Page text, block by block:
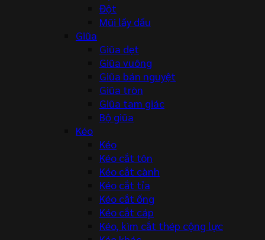
Đột
Mũi lấy dấu
Giũa
Giũa dẹt
Giũa vuông
Giũa bán nguyệt
Giũa tròn
Giũa tam giác
Bộ giũa
Kéo
Kéo
Kéo cắt tôn
Kéo cắt cành
Kéo cắt tỉa
Kéo cắt ống
Kéo cắt cáp
Kéo, kìm cắt thép cộng lực